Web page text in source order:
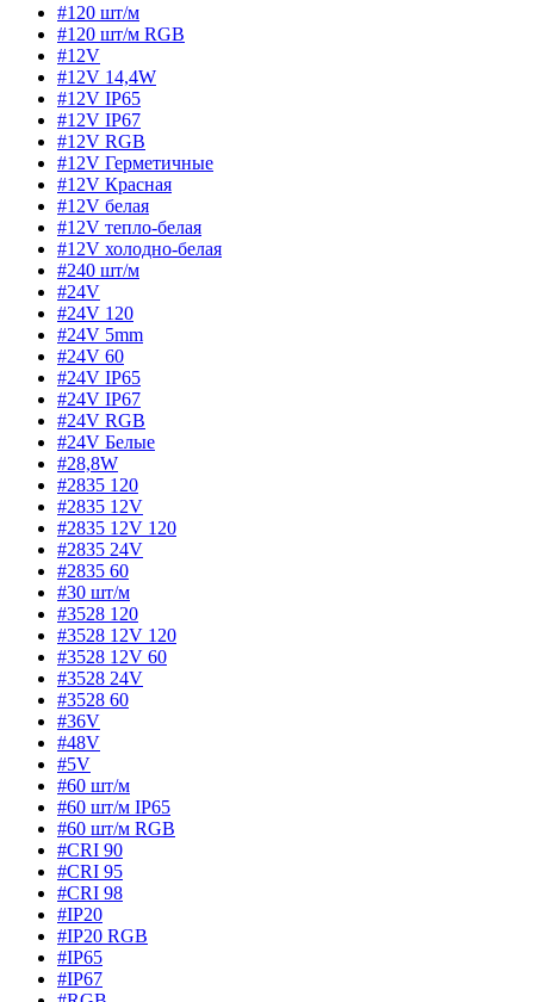
#120 шт/м
#120 шт/м RGB
#12V
#12V 14,4W
#12V IP65
#12V IP67
#12V RGB
#12V Герметичные
#12V Красная
#12V белая
#12V тепло-белая
#12V холодно-белая
#240 шт/м
#24V
#24V 120
#24V 5mm
#24V 60
#24V IP65
#24V IP67
#24V RGB
#24V Белые
#28,8W
#2835 120
#2835 12V
#2835 12V 120
#2835 24V
#2835 60
#30 шт/м
#3528 120
#3528 12V 120
#3528 12V 60
#3528 24V
#3528 60
#36V
#48V
#5V
#60 шт/м
#60 шт/м IP65
#60 шт/м RGB
#CRI 90
#CRI 95
#CRI 98
#IP20
#IP20 RGB
#IP65
#IP67